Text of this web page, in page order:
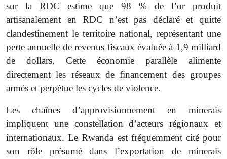
sur la RDC estime que 98 % de l’or produit
artisanalement en RDC n’est pas déclaré et quitte
clandestinement le territoire national, représentant une
perte annuelle de revenus fiscaux évaluée à 1,9 milliard
de dollars. Cette économie parallèle alimente
directement les réseaux de financement des groupes
armés et perpétue les cycles de violence.
Les chaînes d’approvisionnement en minerais
impliquent une constellation d’acteurs régionaux et
internationaux. Le Rwanda est fréquemment cité pour
son rôle présumé dans l’exportation de minerais